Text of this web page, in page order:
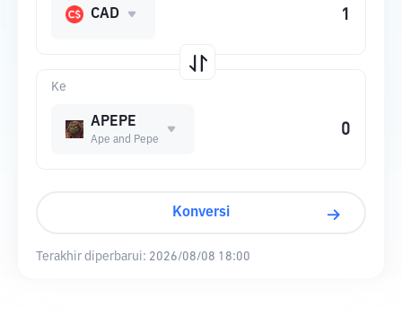
Ke
APEPE
Ape and Pepe
CAD
Konversi
Terakhir diperbarui: 2026/08/08 18:00